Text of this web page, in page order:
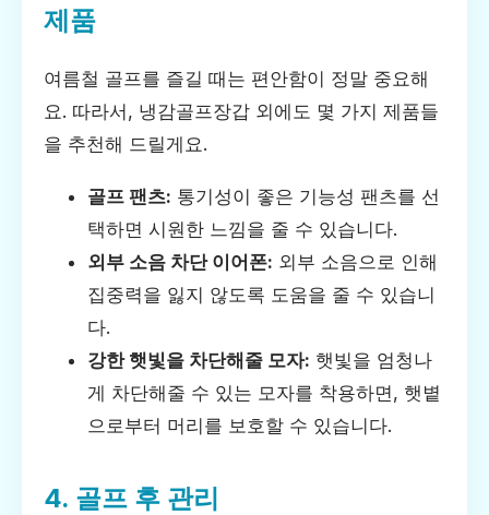
제품
여름철 골프를 즐길 때는 편안함이 정말 중요해
요. 따라서, 냉감골프장갑 외에도 몇 가지 제품들
을 추천해 드릴게요.
골프 팬츠: 통기성이 좋은 기능성 팬츠를 선
택하면 시원한 느낌을 줄 수 있습니다.
외부 소음 차단 이어폰: 외부 소음으로 인해
집중력을 잃지 않도록 도움을 줄 수 있습니
다.
강한 햇빛을 차단해줄 모자: 햇빛을 엄청나
게 차단해줄 수 있는 모자를 착용하면, 햇볕
으로부터 머리를 보호할 수 있습니다.
4. 골프 후 관리